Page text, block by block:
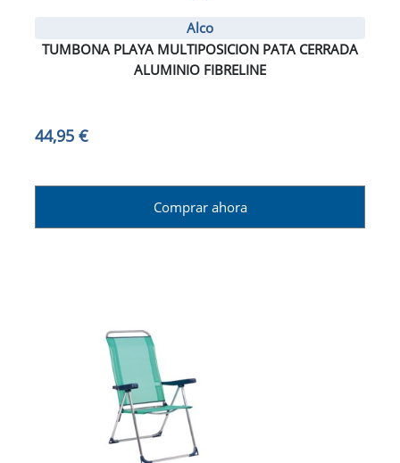
Alco
TUMBONA PLAYA MULTIPOSICION PATA CERRADA
ALUMINIO FIBRELINE
44,95 €
Comprar ahora